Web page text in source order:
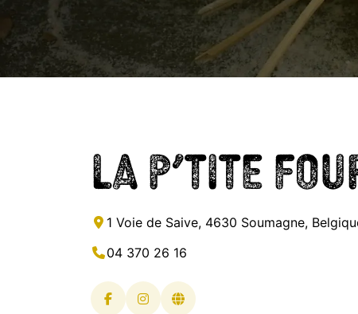
La p’tite
1 Voie de Saive, 4630 Soumagne,
04 370 26 16